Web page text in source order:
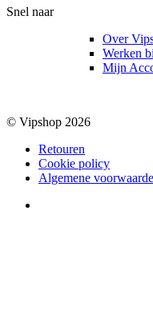
Snel naar
Over
Werken
Mijn
© Vipshop 2026
Retouren
Cookie policy
Algemene